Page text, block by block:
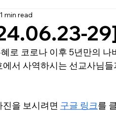
29]
1 min read
로 코로나 이후 5년만의
에서 사역하시는 선교사님
진을 보시려면 구글 링크를